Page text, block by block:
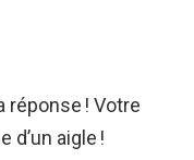
réponse ! Votre
d’un aigle !